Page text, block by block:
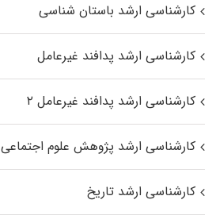
کارشناسی ارشد باستان شناسی
کارشناسی ارشد پدافند غیرعامل
کارشناسی ارشد پدافند غیرعامل ۲
کارشناسی ارشد پژوهش علوم اجتماعی
کارشناسی ارشد تاریخ